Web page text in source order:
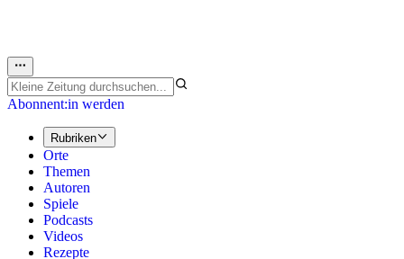
Abonnent:in werden
Rubriken
Orte
Themen
Autoren
Spiele
Podcasts
Videos
Rezepte